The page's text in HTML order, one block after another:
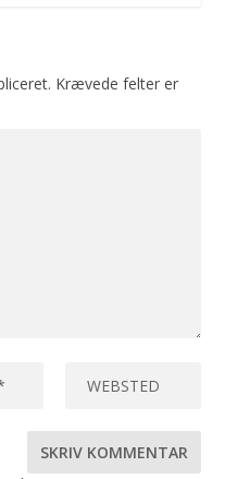
Krævede felter er